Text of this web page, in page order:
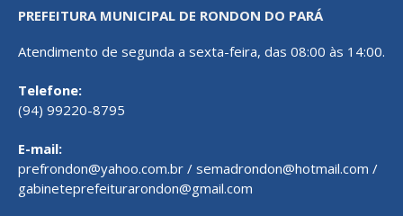
PREFEITURA MUNICIPAL DE RONDON DO PARÁ
Atendimento de segunda a sexta-feira, das 08:00 às 14:00.
Telefone:
(94) 99220-8795
E-mail:
prefrondon@yahoo.com.br / semadrondon@hotmail.com /
gabineteprefeiturarondon@gmail.com